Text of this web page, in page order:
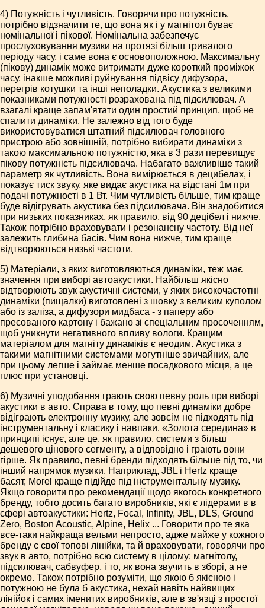
4) Потужність і чутливість. Говорячи про потужність,
потрібно відзначити те, що вона як і у магнітол буває
номінальної і пікової. Номінальна забезпечує
прослуховування музики на протязі більш тривалого
періоду часу, і саме вона є основоположною. Максимальну
(пікову) динамік може витримати дуже короткий проміжок
часу, інакше можливі руйнування підвісу дифузора,
перегрів котушки та інші неполадки. Акустика з великими
показниками потужності розрахована під підсилювач. А
взагалі краще запам'ятати один простий принцип, щоб не
спалити динаміки. Не залежно від того буде
використовуватися штатний підсилювач головного
пристрою або зовнішній, потрібно вибирати динаміки з
такою максимальною потужністю, яка в 3 рази перевищує
пікову потужність підсилювача. Набагато важливіше такий
параметр як чутливість. Вона вимірюється в децибелах, і
показує тиск звуку, яке видає акустика на відстані 1м при
подачі потужності в 1 Вт. Чим чутливість більше, тим краще
буде відігрувать акустика без підсилювача. Він знадобитися
при низьких показниках, як правило, від 90 децібел і нижче.
Також потрібно враховувати і резонансну частоту. Від неї
залежить глибина басів. Чим вона нижче, тим краще
відтворюються низькі частоти.
5) Матеріали, з яких виготовляються динаміки, теж має
значення при виборі автоакустики. Найбільш якісно
відтворюють звук акустичні системи, у яких високочастотні
динаміки (пищалки) виготовлені з шовку з великим куполом
або із заліза, а дифузори мидбаса - з паперу або
пресованого картону і бажано зі спеціальним просоченням,
щоб уникнути негативного впливу вологи. Кращим
матеріалом для магніту динаміків є неодим. Акустика з
такими магнітними системами могутніше звичайних, але
при цьому легше і займає менше посадкового місця, а це
плюс при установці.
6) Музичні уподобання грають свою певну роль при виборі
акустики в авто. Справа в тому, що певні динаміки добре
відіграють електронну музику, але зовсім не підходять під
інструментальну і класику і навпаки. «Золота середина» в
принципі існує, але це, як правило, системи з більш
дешевого цінового сегменту, а відповідно і грають вони
гірше. Як правило, певні бренди підходять більше під то, чи
інший напрямок музики. Наприклад, JBL і Hertz краще
басят, Morel краще підійде під інструментальну музику.
Якщо говорити про рекомендації щодо якогось конкретного
бренду, тобто досить багато виробників, які є лідерами в в
сфері автоакустики: Hertz, Focal, Infinity, JBL, DLS, Ground
Zero, Boston Acoustic, Alpine, Helix ... Говорити про те яка
все-таки найкраща вельми непросто, адже майже у кожного
бренду є свої топові лінійки, та й враховувати, говорячи про
звук в авто, потрібно всю систему в цілому: магнітолу,
підсилювач, сабвуфер, і то, як вона звучить в зборі, а не
окремо. Також потрібно розуміти, що якою б якісною і
потужною не була б акустика, нехай навіть найвищих
лінійок і самих іменитих виробників, але в зв'язці з простої